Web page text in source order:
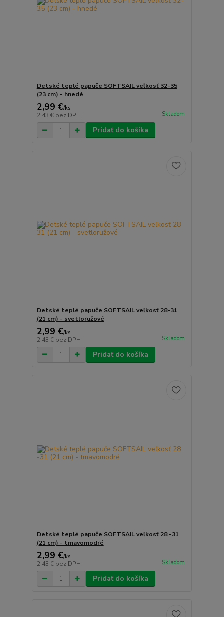
Detské teplé papuče SOFTSAIL veľkosť 32-35
(23 cm) - hnedé
2,99 €/ks
2,43 € bez DPH Skladom
Pridať do košíka
Detské teplé papuče SOFTSAIL veľkosť 28-31
(21 cm) - svetloružové
2,99 €/ks
2,43 € bez DPH Skladom
Pridať do košíka
Detské teplé papuče SOFTSAIL veľkosť 28 -31
(21 cm) - tmavomodré
2,99 €/ks
2,43 € bez DPH Skladom
Pridať do košíka